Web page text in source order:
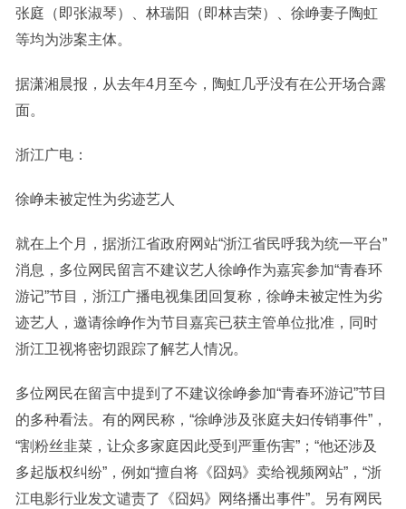
张庭（即张淑琴）、林瑞阳（即林吉荣）、徐峥妻子陶虹
等均为涉案主体。
据潇湘晨报，从去年4月至今，陶虹几乎没有在公开场合露
面。
浙江广电：
徐峥未被定性为劣迹艺人
就在上个月，据浙江省政府网站“浙江省民呼我为统一平台”
消息，多位网民留言不建议艺人徐峥作为嘉宾参加“青春环
游记”节目，浙江广播电视集团回复称，徐峥未被定性为劣
迹艺人，邀请徐峥作为节目嘉宾已获主管单位批准，同时
浙江卫视将密切跟踪了解艺人情况。
多位网民在留言中提到了不建议徐峥参加“青春环游记”节目
的多种看法。有的网民称，“徐峥涉及张庭夫妇传销事件”，
“割粉丝韭菜，让众多家庭因此受到严重伤害”；“他还涉及
多起版权纠纷”，例如“擅自将《囧妈》卖给视频网站”，“浙
江电影行业发文谴责了《囧妈》网络播出事件”。另有网民